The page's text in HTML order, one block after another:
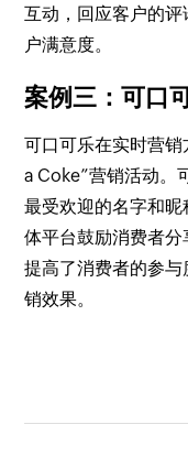
互动，回应客户的
户满意度。
案例三：可口
可口可乐在实时营
a Coke”营销活动。
最受欢迎的名字和
体平台鼓励消费者
提高了消费者的参
销效果。